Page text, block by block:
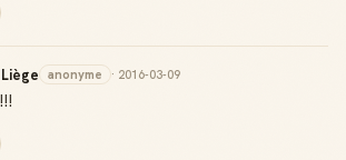
anonyme · 2016-03-09